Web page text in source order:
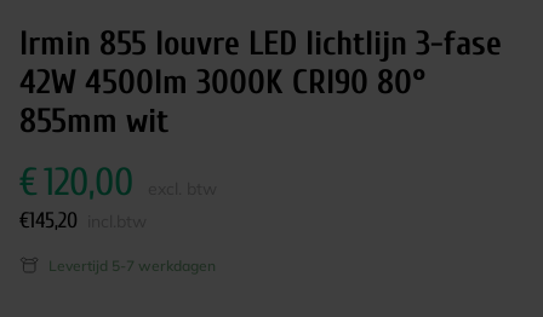
Irmin 855 louvre LED lichtlijn 3-fase
42W 4500lm 3000K CRI90 80°
855mm wit
€120,00
€145,20
Levertijd 5-7 werkdagen